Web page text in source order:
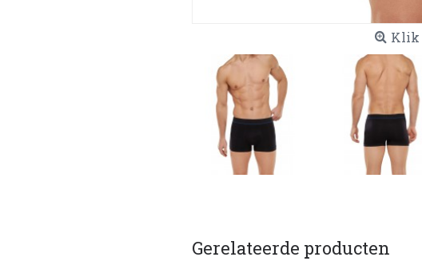
Klik
Gerelateerde producten